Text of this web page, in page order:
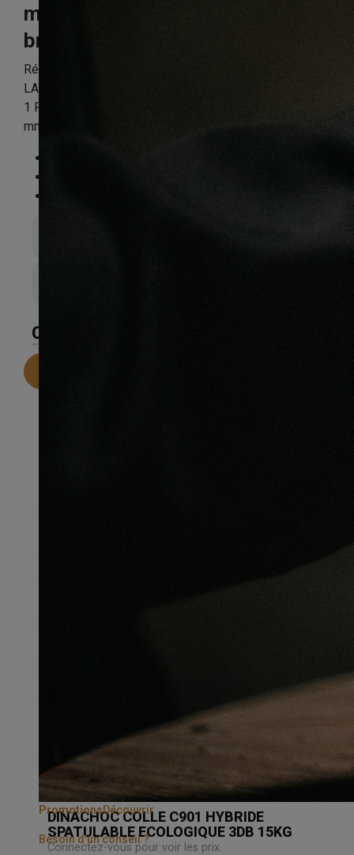
PromotionsDécouvrir
Besoin d'un conseil ?
massaranduba
brut 145X21mm
Référence:
LAME DE TERRASSE MASSARANDUBA BRUT PROFIL
1 FACE LISSE 1 FACE STRIEE 145x21x915mm (+/- 3
mm)
CARACTÉRISTIQUES
DINACHOC COLLE C901 HYBRIDE
SPATULABLE ECOLOGIQUE 3DB 15KG
Connectez-vous pour voir les prix.